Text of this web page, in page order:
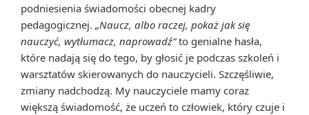
podniesienia świadomości obecnej kadry
pedagogicznej. „Naucz, albo raczej, pokaż jak się
nauczyć, wytłumacz, naprowadź”to genialne hasła,
które nadają się do tego, by głosić je podczas szkoleń i
warsztatów skierowanych do nauczycieli. Szczęśliwie,
zmiany nadchodzą. My nauczyciele mamy coraz
większą świadomość, że uczeń to człowiek, który czuje i